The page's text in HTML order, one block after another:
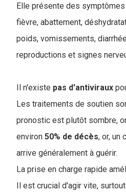
Elle présente des symptômes
fièvre, abattement,
poids, vomissements,
reproductions et signes
Il n'existe pas d'antiviraux
Les traitements de soutien
pronostic est plutôt sombre,
environ 50% de décès, or, un
arrive généralement à guérir.
La prise en charge rapide
Il est crucial d'agir vite,